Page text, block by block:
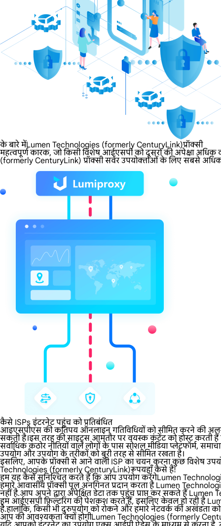
के बारे मेंLumen Technologies (formerly CenturyLink)प्रॉक्सी
महत्वपूर्ण कारक, जो किसी विशेष आईएसपी को दूसरों की अपेक्षा अधिक
(formerly CenturyLink) प्रॉक्सी सर्वर उपयोक्ताओं के लिए सबसे
कैसे ISPs इंटरनेट पहुंच को प्रतिबंधित
आइएसपीएस की कतिपय ऑनलाइन गतिविधियों को सीमित करने की
सकती है।इस तरह की साइट्स आमतौर पर वयस्क कंटेंट को होस्ट करती
सर्वाधिक कठोर नीतियों वाले लोगों के पास सोशल मीडिया प्लेटफॉर्म,
उपयोग और उपयोग के तरीकों को बुरी तरह से सीमित रखता है।
इसलिए, आपके प्रॉक्सी से आने वाली ISP का चयन करना कुछ विशेष
Technologies (formerly CenturyLink)रूपयहाँ कैसे है!
हम यह कैसे सुनिश्चित करते हैं कि आप उपयोग करेंगेLumen
हमारे आवासीय प्रॉक्सी पूल अनगिनत प्रदान करता है Lumen
नहीं है.आप अपने द्वारा अपेक्षित डेटा तक पहुंच प्राप्त कर सकते हैं Lumen
हम आईएसपी फ़िल्टरिंग की पेशकश करते हैं, इसलिए केवल हो रही है
है.हालांकि, किसी भी दुरुपयोग को रोकने और हमारे नेटवर्क की अखंडता
आप की आवश्यकता क्यों होगीLumen Technologies (formerly